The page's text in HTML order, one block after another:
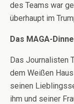
des Teams war
überhaupt im
Das MAGA-
Das Journalisten
dem Weißen
seinen
ihm und seiner